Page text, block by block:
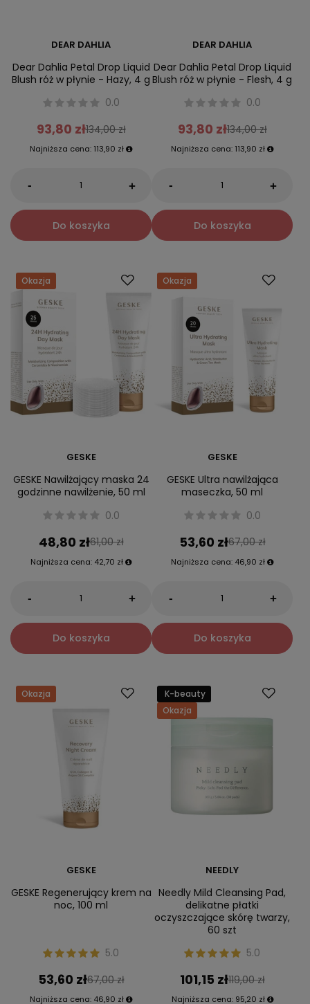
DEAR DAHLIA
Dear Dahlia Petal Drop Liquid
Blush róż w płynie - Hazy, 4 g
0.0
93,80 zł134,00 zł
Najniższa cena: 113,90 zł
- +
Do koszyka
DEAR DAHLIA
Dear Dahlia Petal Drop Liquid
Blush róż w płynie - Flesh, 4 g
0.0
93,80 zł134,00 zł
Najniższa cena: 113,90 zł
- +
Do koszyka
Okazja
GESKE
GESKE Nawilżający maska 24
godzinne nawilżenie, 50 ml
0.0
48,80 zł61,00 zł
Najniższa cena: 42,70 zł
- +
Do koszyka
Okazja
GESKE
GESKE Ultra nawilżająca
maseczka, 50 ml
0.0
53,60 zł67,00 zł
Najniższa cena: 46,90 zł
- +
Do koszyka
Okazja
GESKE
GESKE Regenerujący krem na
noc, 100 ml
5.0
53,60 zł67,00 zł
Najniższa cena: 46,90 zł
K-beauty
Okazja
NEEDLY
Needly Mild Cleansing Pad,
delikatne płatki
oczyszczające skórę twarzy,
60 szt
5.0
101,15 zł119,00 zł
Najniższa cena: 95,20 zł